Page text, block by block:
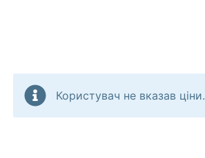
Користувач не вказав ціни.